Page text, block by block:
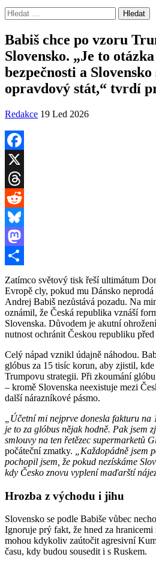
Vyhledávání
Babiš chce po vzoru
Slovensko. „Je to
bezpečnosti a
opravdový stát,“ tvrdí
Redakce 19 Led 2026
Facebook
X
Threads
Reddit
Bluesky
Mastodon
Share
Zatímco světový tisk řeší ultimátum
Evropě cly, pokud mu Dánsko
Andrej Babiš nezůstává pozadu. Na
oznámil, že Česká republika vznáší
Slovenska. Důvodem je akutní
nutnost ochránit Českou republiku
Celý nápad vznikl údajně náhodou.
glóbus za 15 tisíc korun, aby zjistil,
Trumpovu strategii. Při zkoumání
– kromě Slovenska neexistuje mezi
další nárazníkové pásmo.
„Účetní mi nejprve donesla fakturu
je to za glóbus nějak hodně. Pak jsem
smlouvy na ten řetězec supermarketů
počáteční zmatky.
„Každopádně jsem
pochopil jsem, že pokud nezískáme
kdy Česko znovu vyplení maďarští
Hrozba z východu i jihu
Slovensko se podle Babiše vůbec
Ignoruje prý fakt, že hned za
mohou kdykoliv zaútočit agresivní
času, kdy budou sousedit i s Ruskem.